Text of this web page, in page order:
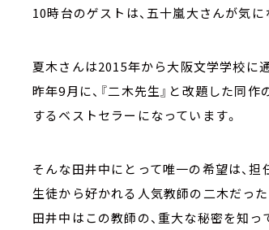
10時台のゲストは、五十嵐大さんが気
夏木さんは2015年から大阪文学学校に通
昨年9月に、『二木先生』と改題した同
するベストセラーになっています。
そんな田井中にとって唯一の希望は、担
生徒から好かれる人気教師の二木だった
田井中はこの教師の、重大な秘密を知っ